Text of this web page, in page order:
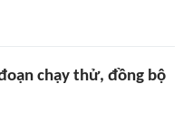
chạy thử, đồng bộ